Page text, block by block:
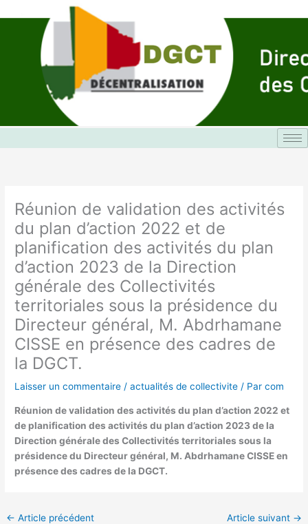
au
Réunion de validation des activités
du plan d’action 2022 et de
planification des activités du plan
d’action 2023 de la Direction
générale des Collectivités
territoriales sous la présidence du
Directeur général, M. Abdrhamane
CISSE en présence des cadres de
la DGCT.
Laisser un commentaire /actualités de collectivite / Parcom
Réunion de validation des activités du plan d’action 2022 et
de planification des activités du plan d’action 2023 de la
Direction générale des Collectivités territoriales sous la
présidence du Directeur général, M. Abdrhamane CISSE en
présence des cadres de la DGCT.
← Article précédent Article suivant →